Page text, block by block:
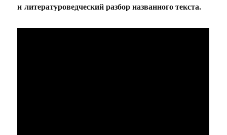
и литературоведческий разбор названного текста.